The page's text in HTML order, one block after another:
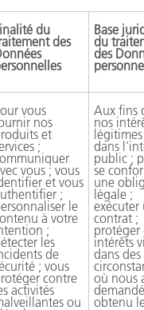
du
des
Base
du
des
vous
nos
et
;
vous ; vous
et vous
;
le
à votre
;
les
de
; vous
contre
activités
ou
Aux fins
nos
dans
public ;
se
une
légale ;
exécuter
contrat ;
protéger
intérêts
dans des
où nous
obtenu